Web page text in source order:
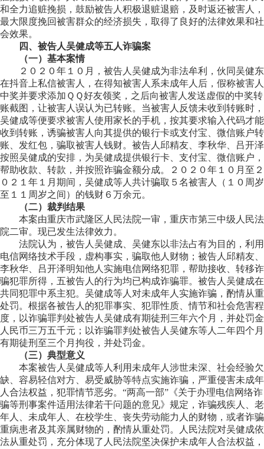
和全力追赃挽损，鼓励被告人积极退赃退赔，及时返还被害人，
最大限度挽回被害群众的经济损失，取得了良好的法律效果和社
会效果。
四、被告人吴健成等五人诈骗案
（一）基本案情
２０２０年１０月，被告人吴健成为非法牟利，伙同吴健东
在抖音上私信被害人，在得知被害人系未成年人后，假称被害人
中奖并要求添加ＱＱ好友领奖，之后向被害人发送虚假的中奖转
账截图，让被害人误认为已转账。当被害人反馈未收到转账时，
吴健成等便要求被害人使用家长的手机，按其要求输入代码才能
收到转账，诱骗被害人向其提供的银行卡或支付宝、微信账户转
账、发红包，骗取被害人钱财。被告人邱精友、李秋华、吕开泽
按照吴健成的安排，为吴健成提供银行卡、支付宝、微信账户，
帮助收款、转款，并按照诈骗金额分成。２０２０年１０月至２
０２１年１月期间，吴健成等人共计骗取５名被害人（１０周岁
至１１周岁之间）的钱财６万余元。
（二）裁判结果
本案由重庆市武隆区人民法院一审，重庆市第三中级人民法
院二审。现已发生法律效力。
法院认为，被告人吴健成、吴健东以非法占有为目的，利用
电信网络技术手段，虚构事实，骗取他人财物；被告人邱精友、
李秋华、吕开泽明知他人实施电信网络犯罪，帮助接收、转移诈
骗犯罪所得，五被告人的行为均已构成诈骗罪。被告人吴健成在
共同犯罪中系主犯。吴健成等人对未成年人实施诈骗，酌情从重
处罚。根据各被告人的犯罪事实、犯罪性质、情节和社会危害程
度，以诈骗罪判处被告人吴健成有期徒刑三年六个月，并处罚金
人民币三万五千元；以诈骗罪判处被告人吴健东等人二年四个月
有期徒刑至三个月拘役，并处罚金。
（三）典型意义
本案被告人吴健成等人利用未成年人涉世未深、社会经验欠
缺、容易轻信对方、易受威胁等特点实施诈骗，严重侵害未成年
人合法权益，犯罪情节恶劣。“两高一部”《关于办理电信网络诈
骗等刑事案件适用法律若干问题的意见》规定，诈骗残疾人、老
年人、未成年人、在校学生、丧失劳动能力人的财物，或者诈骗
重病患者及其亲属财物的，酌情从重处罚。人民法院对吴健成依
法从重处罚，充分体现了人民法院坚决保护未成年人合法权益，